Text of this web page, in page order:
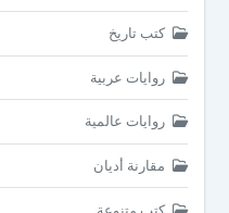
كتب تاريخ
روايات عربية
روايات عالمية
مقارنة أديان